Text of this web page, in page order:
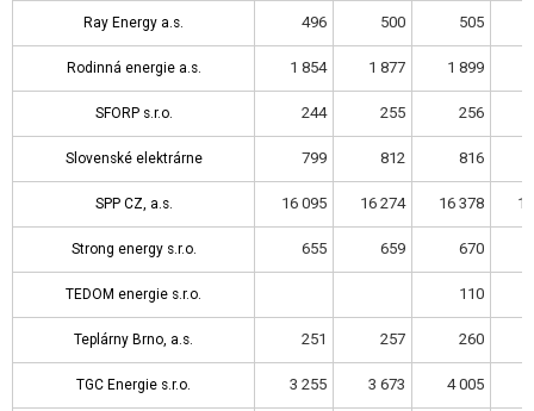
Ray Energy a.s. 496 500 505
Rodinná energie a.s. 1 854 1 877 1 899
SFORP s.r.o. 244 255 256
Slovenské elektrárne 799 812 816
SPP CZ, a.s. 16 095 16 274 16 378
Strong energy s.r.o. 655 659 670
TEDOM energie s.r.o. 110
Teplárny Brno, a.s. 251 257 260
TGC Energie s.r.o. 3 255 3 673 4 005
Ray Energy a.s.
Rodinná energie a.s.
SFORP s.r.o.
Slovenské elektrárne
SPP CZ, a.s.
Strong energy s.r.o.
TEDOM energie s.r.o.
Teplárny Brno, a.s.
TGC Energie s.r.o.